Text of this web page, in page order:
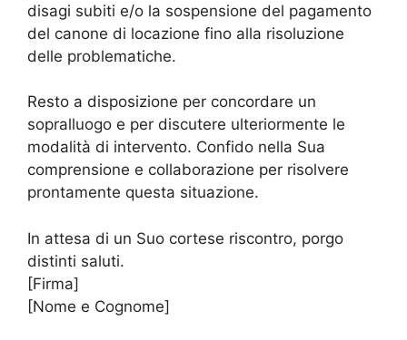
disagi subiti e/o la sospensione del pagamento
del canone di locazione fino alla risoluzione
delle problematiche.
Resto a disposizione per concordare un
sopralluogo e per discutere ulteriormente le
modalità di intervento. Confido nella Sua
comprensione e collaborazione per risolvere
prontamente questa situazione.
In attesa di un Suo cortese riscontro, porgo
distinti saluti.
[Firma]
[Nome e Cognome]